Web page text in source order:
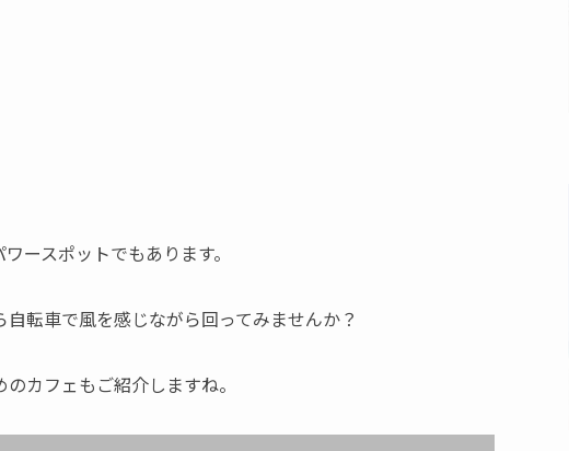
ースポットでもあります。
転車で風を感じながら回ってみませんか？
カフェもご紹介しますね。